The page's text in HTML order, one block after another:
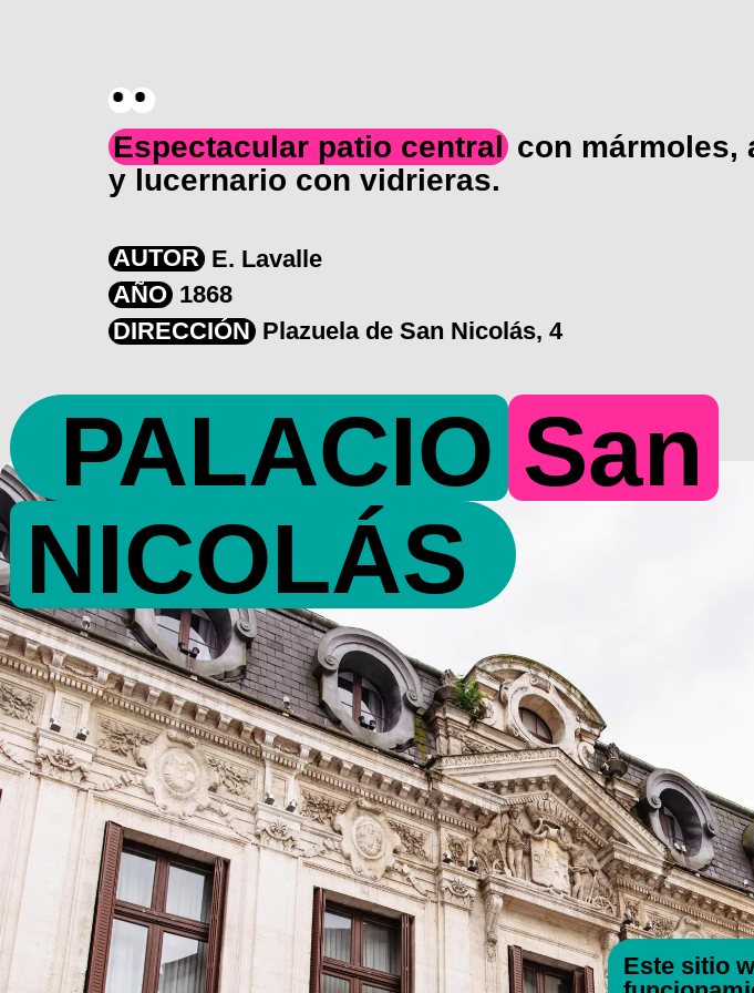
Espectacular patio central con mármoles,
y lucernario con vidrieras.
AUTORE. Lavalle
AÑO1868
DIRECCIÓNPlazuela de San Nicolás, 4
PALACIO San
NICOLÁS
Este sitio